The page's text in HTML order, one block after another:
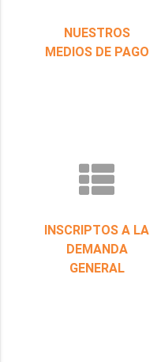
NUESTROS
MEDIOS DE PAGO
INSCRIPTOS A LA
DEMANDA
GENERAL